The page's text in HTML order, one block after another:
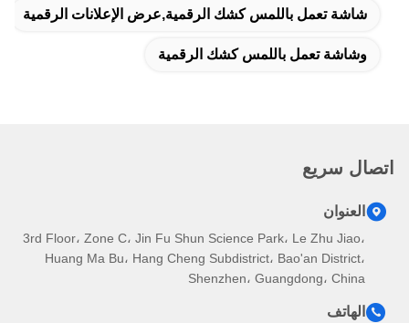
شاشة تعمل باللمس كشك الرقمية,عرض الإعلانات الرقمية
وشاشة تعمل باللمس كشك الرقمية
اتصال سريع
العنوان
3rd Floor، Zone C، Jin Fu Shun Science Park، Le Zhu Jiao،
Huang Ma Bu، Hang Cheng Subdistrict، Bao'an District،
Shenzhen، Guangdong، China
الهاتف